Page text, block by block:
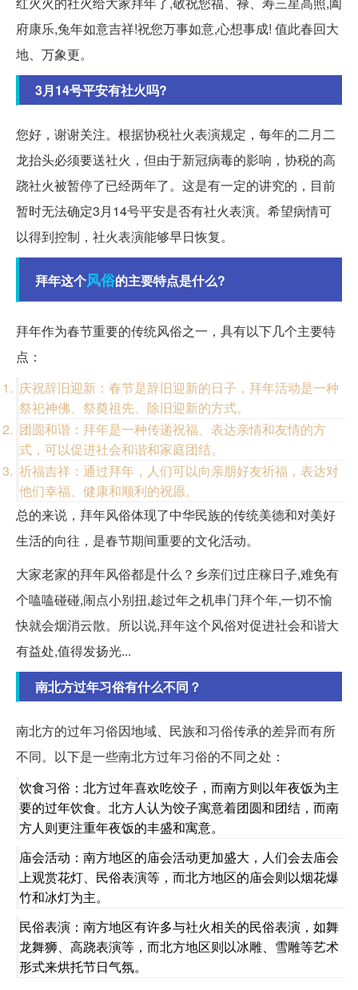
府康乐,兔年如意吉祥!祝您万事如意,心想事成! 值此春回大
地、万象更。
3月14号平安有社火吗?
您好，谢谢关注。根据协税社火表演规定，每年的二月二
龙抬头必须要送社火，但由于新冠病毒的影响，协税的高
跷社火被暂停了已经两年了。这是有一定的讲究的，目前
暂时无法确定3月14号平安是否有社火表演。希望病情可
以得到控制，社火表演能够早日恢复。
拜年这个风俗的主要特点是什么?
拜年作为春节重要的传统风俗之一，具有以下几个主要特
点：
庆祝辞旧迎新：春节是辞旧迎新的日子，拜年活动是一种
祭祀神佛、祭奠祖先、除旧迎新的方式。
团圆和谐：拜年是一种传递祝福、表达亲情和友情的方
式，可以促进社会和谐和家庭团结。
祈福吉祥：通过拜年，人们可以向亲朋好友祈福，表达对
他们幸福、健康和顺利的祝愿。
总的来说，拜年风俗体现了中华民族的传统美德和对美好
生活的向往，是春节期间重要的文化活动。
大家老家的拜年风俗都是什么？乡亲们过庄稼日子,难免有
个嗑嗑碰碰,闹点小别扭,趁过年之机串门拜个年,一切不愉
快就会烟消云散。所以说,拜年这个风俗对促进社会和谐大
有益处,值得发扬光...
南北方过年习俗有什么不同？
南北方的过年习俗因地域、民族和习俗传承的差异而有所
不同。以下是一些南北方过年习俗的不同之处：
饮食习俗：北方过年喜欢吃饺子，而南方则以年夜饭为主
要的过年饮食。北方人认为饺子寓意着团圆和团结，而南
方人则更注重年夜饭的丰盛和寓意。
庙会活动：南方地区的庙会活动更加盛大，人们会去庙会
上观赏花灯、民俗表演等，而北方地区的庙会则以烟花爆
竹和冰灯为主。
民俗表演：南方地区有许多与社火相关的民俗表演，如舞
龙舞狮、高跷表演等，而北方地区则以冰雕、雪雕等艺术
形式来烘托节日气氛。